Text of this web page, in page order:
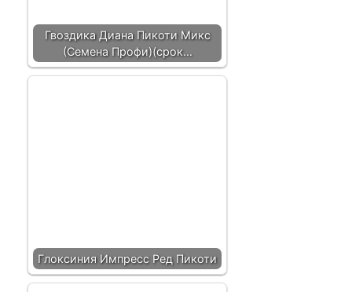
Гвоздика Диана Пикоти Микс
(Семена Профи)(срок…
Глоксиния Импресс Ред Пикоти